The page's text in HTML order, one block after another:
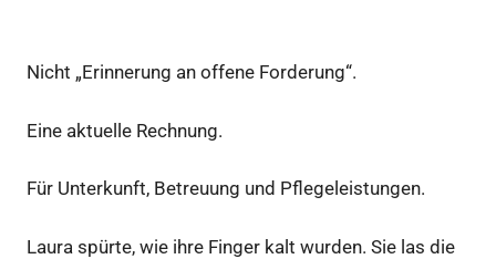
Nicht „Erinnerung an offene Forderung“.
Eine aktuelle Rechnung.
Für Unterkunft, Betreuung und Pflegeleistungen.
Laura spürte, wie ihre Finger kalt wurden. Sie las die